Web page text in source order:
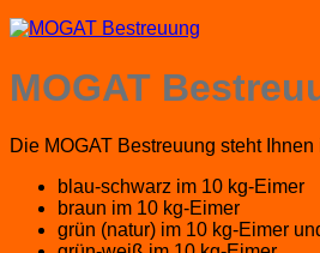
MOGAT
Die MOGAT Bestreuung steht
blau-schwarz im 10 kg-Eimer
braun im 10 kg-Eimer
grün (natur) im 10 kg-Eimer